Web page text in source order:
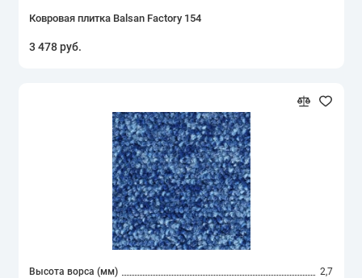
Ковровая плитка Balsan Factory 154
3 478 руб.
Высота ворса (мм)
2,7